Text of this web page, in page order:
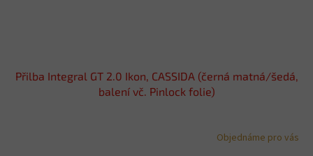
Přilba Integral GT 2.0 Ikon, CASSIDA (černá matná/šedá,
balení vč. Pinlock folie)
Objednáme pro vás